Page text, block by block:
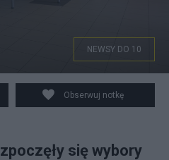
prezydenta RP - I tura.
nr 8 w Gnieźnie, 18 bm.
prezydenta RP. Do
cisza wyborcza. (mr)
NEWSY DO 10
Obserwuj notkę
się wybory